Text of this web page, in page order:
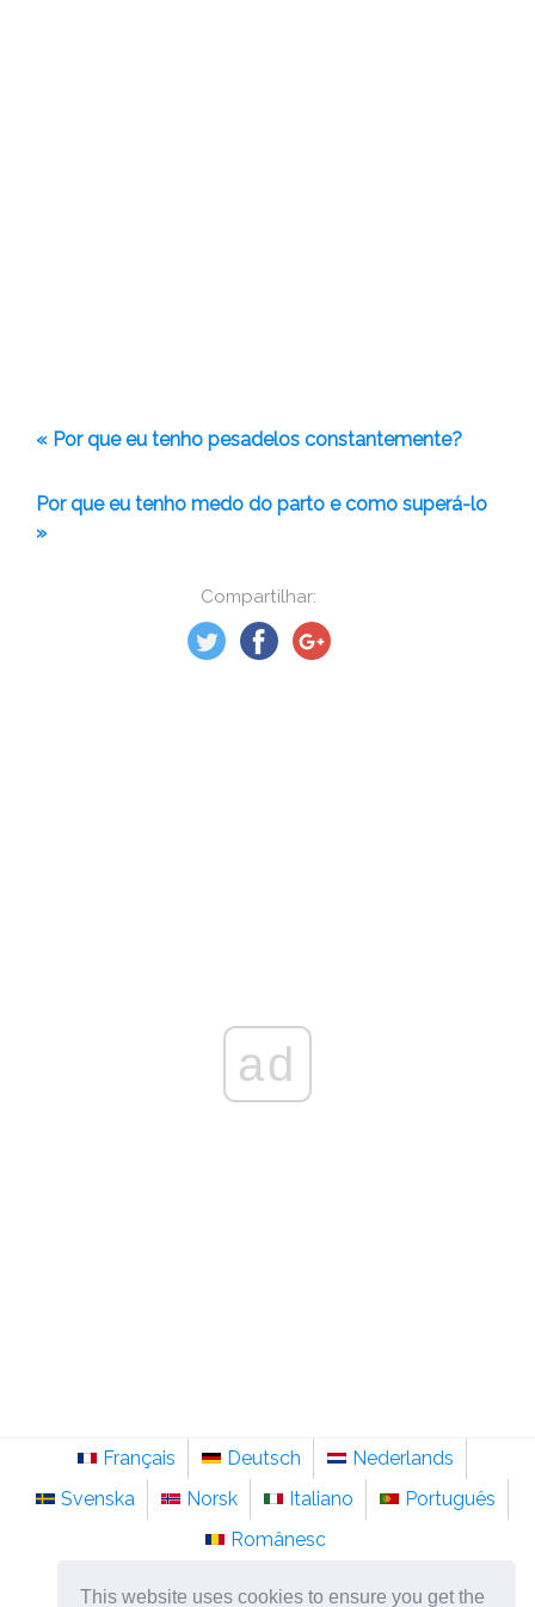
This website uses cookies to ensure you get the
Compartilhar:
« Por que eu tenho pesadelos constantemente?
Por que eu tenho medo do parto e como superá-lo
»
ad
Français Deutsch
Nederlands
Svenska
Norsk Italiano
Português
Românesc
©2026pt.sainte-anastasie.org